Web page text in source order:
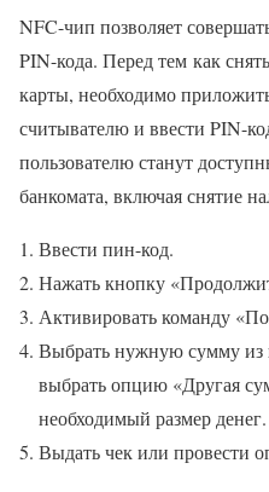
NFC-чип позволяет
PIN-кода. Перед тем как
карты, необходимо
считывателю и ввести PIN-
пользователю станут
банкомата, включая снятие
Ввести пин-код.
Нажать кнопку
Активировать команду
Выбрать нужную сумму из
выбрать опцию «Другая
необходимый размер денег.
Выдать чек или провести